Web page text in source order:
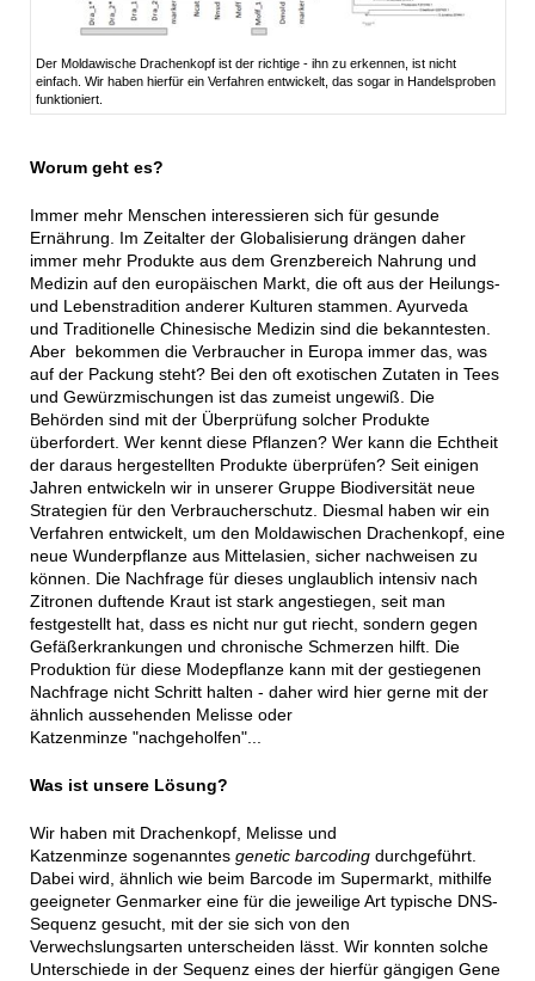
Der Moldawische Drachenkopf ist der richtige - ihn zu erkennen, ist nicht
einfach. Wir haben hierfür ein Verfahren entwickelt, das sogar in Handelsproben
funktioniert.
Worum geht es?
Immer mehr Menschen interessieren sich für gesunde
Ernährung. Im Zeitalter der Globalisierung drängen daher
immer mehr Produkte aus dem Grenzbereich Nahrung und
Medizin auf den europäischen Markt, die oft aus der Heilungs-
und Lebenstradition anderer Kulturen stammen. Ayurveda
und Traditionelle Chinesische Medizin sind die bekanntesten.
Aber bekommen die Verbraucher in Europa immer das, was
auf der Packung steht? Bei den oft exotischen Zutaten in Tees
und Gewürzmischungen ist das zumeist ungewiß. Die
Behörden sind mit der Überprüfung solcher Produkte
überfordert. Wer kennt diese Pflanzen? Wer kann die Echtheit
der daraus hergestellten Produkte überprüfen? Seit einigen
Jahren entwickeln wir in unserer Gruppe Biodiversität neue
Strategien für den Verbraucherschutz. Diesmal haben wir ein
Verfahren entwickelt, um den Moldawischen Drachenkopf, eine
neue Wunderpflanze aus Mittelasien, sicher nachweisen zu
können. Die Nachfrage für dieses unglaublich intensiv nach
Zitronen duftende Kraut ist stark angestiegen, seit man
festgestellt hat, dass es nicht nur gut riecht, sondern gegen
Gefäßerkrankungen und chronische Schmerzen hilft. Die
Produktion für diese Modepflanze kann mit der gestiegenen
Nachfrage nicht Schritt halten - daher wird hier gerne mit der
ähnlich aussehenden Melisse oder
Katzenminze "nachgeholfen"...
Was ist unsere Lösung?
Wir haben mit Drachenkopf, Melisse und
Katzenminze sogenanntes genetic barcoding durchgeführt.
Dabei wird, ähnlich wie beim Barcode im Supermarkt, mithilfe
geeigneter Genmarker eine für die jeweilige Art typische DNS-
Sequenz gesucht, mit der sie sich von den
Verwechslungsarten unterscheiden lässt. Wir konnten solche
Unterschiede in der Sequenz eines der hierfür gängigen Gene